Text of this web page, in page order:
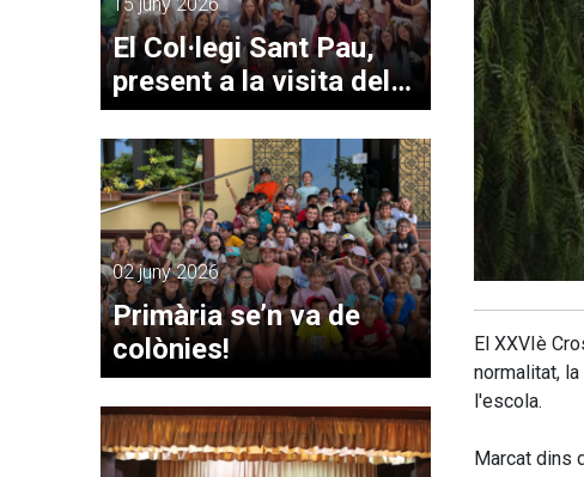
El Col·legi Sant Pau,
present a la visita del
papa Lleó XIV a
Montserrat
02 juny 2026
Primària se’n va de
colònies!
El XXVIè
normalitat,
l'escola.
Marcat dins